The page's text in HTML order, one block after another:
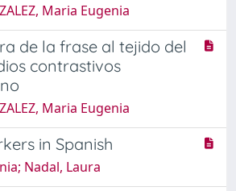
Maria Eugenia
de la frase al tejido del
contrastivos
Maria Eugenia
in Spanish
Nadal, Laura